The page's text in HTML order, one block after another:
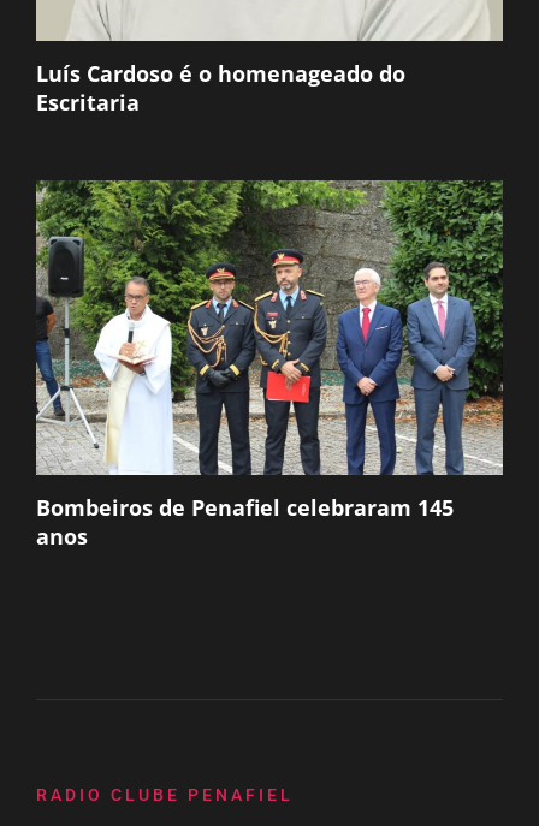
Luís Cardoso é o homenageado do
Escritaria
Bombeiros de Penafiel celebraram 145
anos
RADIO CLUBE PENAFIEL